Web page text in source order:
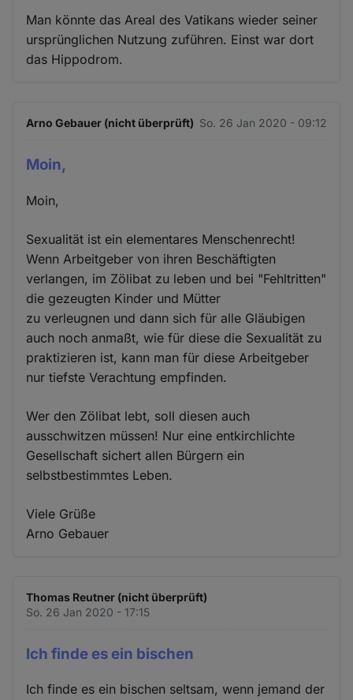
Man könnte das Areal des Vatikans wieder seiner
ursprünglichen Nutzung zuführen. Einst war dort
das Hippodrom.
Arno Gebauer (nicht überprüft) So. 26 Jan 2020 - 09:12
Moin,
Moin,
Sexualität ist ein elementares Menschenrecht!
Wenn Arbeitgeber von ihren Beschäftigten
verlangen, im Zölibat zu leben und bei "Fehltritten"
die gezeugten Kinder und Mütter
zu verleugnen und dann sich für alle Gläubigen
auch noch anmaßt, wie für diese die Sexualität zu
praktizieren ist, kann man für diese Arbeitgeber
nur tiefste Verachtung empfinden.
Wer den Zölibat lebt, soll diesen auch
ausschwitzen müssen! Nur eine entkirchlichte
Gesellschaft sichert allen Bürgern ein
selbstbestimmtes Leben.
Viele Grüße
Arno Gebauer
Thomas Reutner (nicht überprüft)
So. 26 Jan 2020 - 17:15
Ich finde es ein bischen
Ich finde es ein bischen seltsam, wenn jemand der